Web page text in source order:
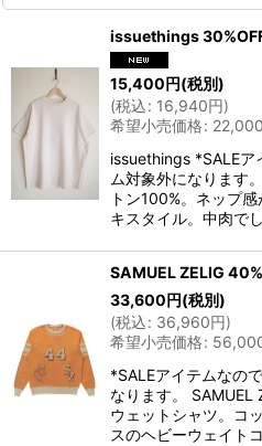
issuethings
15,400円(税別)
(税込: 16,940円)
希望小売価格: 22,000
issuethings *SALEア
ム対象外になります
トン100%。ネップ
キスタイル。中肉で
SAMUEL ZELIG
33,600円(税別)
(税込: 36,960円)
希望小売価格:
*SALEアイテムなの
なります。 SAMUEL
ウェットシャツ。コ
スのヘビーウェイト